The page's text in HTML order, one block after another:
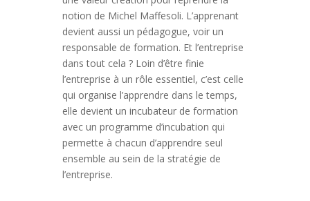
notion de Michel Maffesoli. L’apprenant
devient aussi un pédagogue, voir un
responsable de formation. Et l’entreprise
dans tout cela ? Loin d’être finie
l’entreprise à un rôle essentiel, c’est celle
qui organise l’apprendre dans le temps,
elle devient un incubateur de formation
avec un programme d’incubation qui
permette à chacun d’apprendre seul
ensemble au sein de la stratégie de
l’entreprise.